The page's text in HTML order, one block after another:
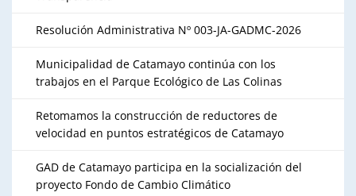
Resolución Administrativa Nº 003-JA-GADMC-2026
Municipalidad de Catamayo continúa con los
trabajos en el Parque Ecológico de Las Colinas
Retomamos la construcción de reductores de
velocidad en puntos estratégicos de Catamayo
GAD de Catamayo participa en la socialización del
proyecto Fondo de Cambio Climático